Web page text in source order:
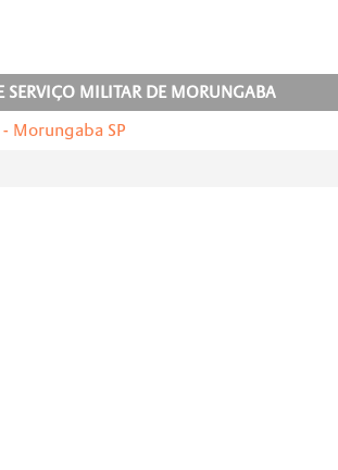
SERVIÇO MILITAR DE MORUNGABA
Morungaba SP